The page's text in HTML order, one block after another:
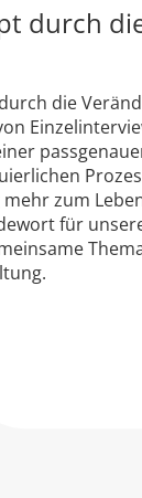
durch
die
zum
für